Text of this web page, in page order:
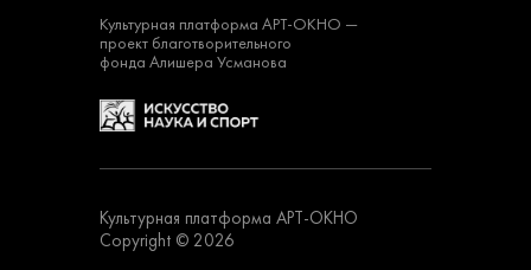
Культурная платформа АРТ-ОКНО —
проект благотворительного
фонда Алишера Усманова
Культурная платформа АРТ-ОКНО
Copyright © 2026